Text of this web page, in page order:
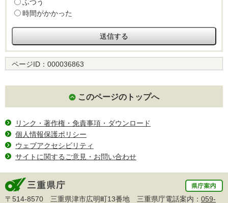
ふつう
時間がかかった
ページID： 000036863
このページのトップへ
リンク・著作権・免責事項・ダウンロード
個人情報保護ポリシー
ウェブアクセシビリティ
サイトに関するご意見・お問い合わせ
〒514-8570 三重県津市広明町13番地 三重県庁電話案内： 059-